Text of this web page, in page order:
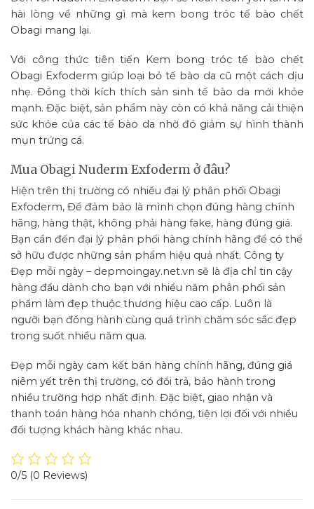
hài lòng về những gì mà kem bong tróc tế bào chết
Obagi mang lại.
Với công thức tiên tiến Kem bong tróc tế bào chết
Obagi Exfoderm giúp loại bỏ tế bào da cũ một cách dịu
nhẹ. Đồng thời kích thích sản sinh tế bào da mới khỏe
mạnh. Đặc biệt, sản phẩm này còn có khả năng cải thiện
sức khỏe của các tế bào da nhờ đó giảm sự hình thành
mụn trứng cá.
Mua Obagi Nuderm Exfoderm ở đâu?
Hiện trên thị trường có nhiều đại lý phân phối Obagi
Exfoderm, Để đảm bảo là mình chọn đúng hàng chính
hãng, hàng thật, không phải hàng fake, hàng đúng giá.
Bạn cần đến đại lý phân phối hàng chính hãng để có thể
sở hữu được những sản phẩm hiệu quả nhất. Công ty
Đẹp mỗi ngày – depmoingay.net.vn sẽ là địa chỉ tin cậy
hàng đầu dành cho bạn với nhiều năm phân phối sản
phẩm làm đẹp thuộc thương hiệu cao cấp. Luôn là
người bạn đồng hành cùng quá trình chăm sóc sắc đẹp
trong suốt nhiều năm qua.
Đẹp mỗi ngày cam kết bán hàng chính hãng, đúng giá
niêm yết trên thị trường, có đổi trả, bảo hành trong
nhiều trường hợp nhất định. Đặc biệt, giao nhận và
thanh toán hàng hóa nhanh chóng, tiện lợi đối với nhiều
đối tượng khách hàng khác nhau.
0/5 (0 Reviews)